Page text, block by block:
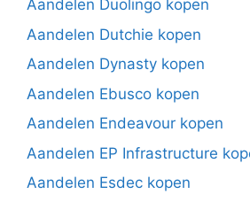
Aandelen Duolingo kopen
Aandelen Dutchie kopen
Aandelen Dynasty kopen
Aandelen Ebusco kopen
Aandelen Endeavour kopen
Aandelen EP Infrastructure
Aandelen Esdec kopen